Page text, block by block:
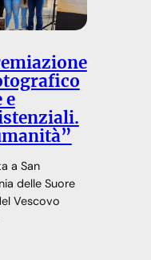
e
a San
delle Suore
Vescovo